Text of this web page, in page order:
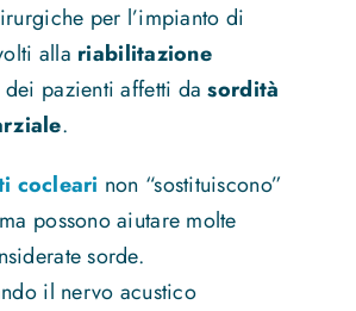
per l’impianto di
alla riabilitazione
dei pazienti affetti dasordità
.
cocleari non “sostituiscono”
possono aiutare molte
sorde.
il nervo acustico